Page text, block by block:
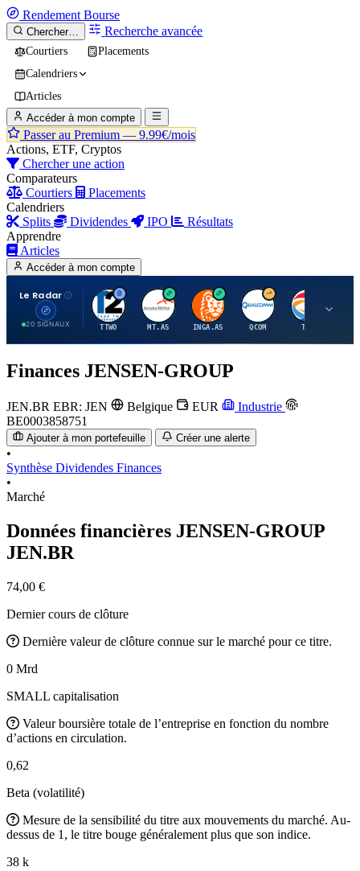
Rendement Bourse
Chercher… Recherche avancée
Courtiers
Placements
Calendriers
Articles
Accéder à mon compte
Passer au Premium — 9.99€/mois
Actions, ETF, Cryptos
Chercher une action
Comparateurs
Courtiers
Placements
Calendriers
Splits
Dividendes IPO
Résultats
Apprendre
Articles
Accéder à mon compte
Le Radar
20 SIGNAUX
T
TTWO
A
MT.AS
I
INGA.AS
Q
QCOM
T
TTE
Finances JENSEN-GROUP
JEN.BR EBR: JEN Belgique EUR
Industrie
BE0003858751
Ajouter à mon portefeuille Créer une alerte
•
Synthèse Dividendes Finances
•
Marché
Données financières JENSEN-GROUP
JEN.BR
74,00 €
Dernier cours de clôture
Dernière valeur de clôture connue sur le marché pour ce titre.
0 Mrd
SMALL capitalisation
Valeur boursière totale de l’entreprise en fonction du nombre
d’actions en circulation.
0,62
Beta (volatilité)
Mesure de la sensibilité du titre aux mouvements du marché. Au-
dessus de 1, le titre bouge généralement plus que son indice.
38 k